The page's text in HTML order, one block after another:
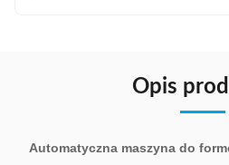
Opis
Automatyczna maszyna do